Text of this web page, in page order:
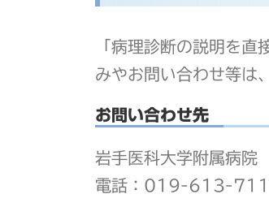
「病理診断の説明を
みやお問い合わせ等は
お問い合わせ先
岩手医科大学附属病院
電話：019-613-